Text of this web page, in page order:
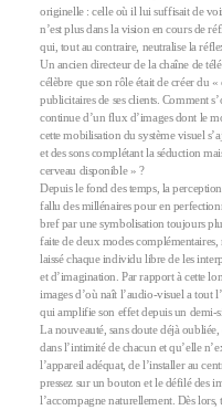
originelle : celle où il lui suffisait de
n’est plus dans la vision en cours de
qui, tout au contraire, neutralise la
Un ancien directeur de la chaîne de
célèbre que son rôle était de créer du
publicitaires de ses clients. Comment
continue d’un flux d’images dont le
cette mobilisation du système visuel
et des sons complétant la séduction
cerveau disponible » ?
Depuis le fond des temps, la
fallu des millénaires pour en
bref par une symbolisation toujours
faite de deux modes
laissé chaque individu libre de les
et d’imagination. Par rapport à cette
images d’où naît l’audio-visuel a tout
qui amplifie son effet depuis un demi-
La nouveauté, sans doute déjà oubliée,
dans l’intimité de chacun et qu’elle
l’appareil adéquat, de l’installer au
pressez sur un bouton et le défilé des
l’accompagne naturellement. Dès